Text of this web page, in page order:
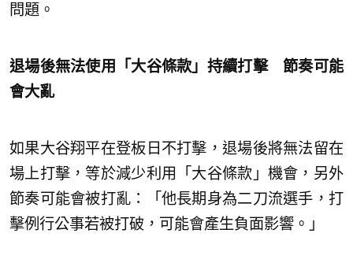
問題。
退場後無法使用「大谷條款」持續打擊 節奏可能
會大亂
如果大谷翔平在登板日不打擊，退場後將無法留在
場上打擊，等於減少利用「大谷條款」機會，另外
節奏可能會被打亂：「他長期身為二刀流選手，打
擊例行公事若被打破，可能會產生負面影響。」